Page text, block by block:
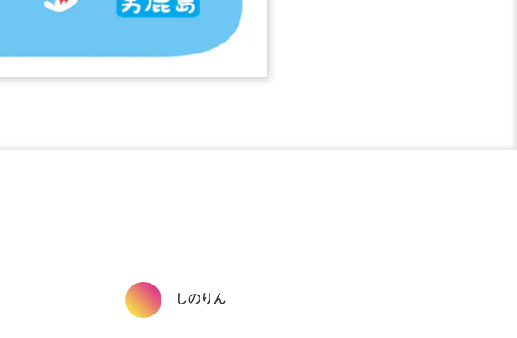
しのりん